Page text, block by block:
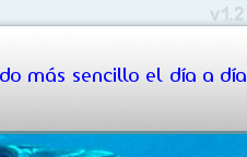
más sencillo el día a día